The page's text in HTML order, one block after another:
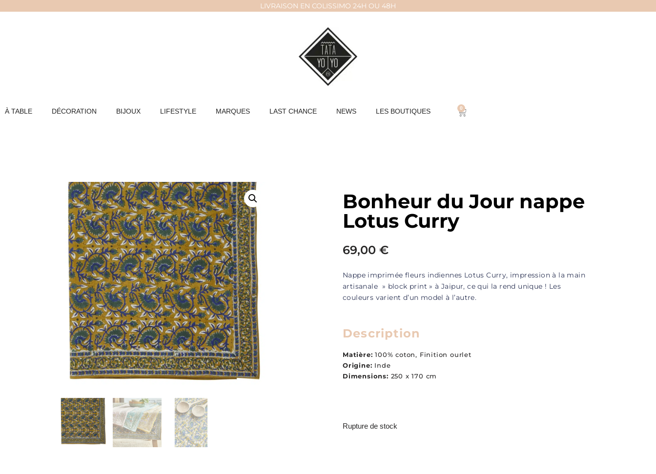
LIVRAISON EN COLISSIMO 24H OU 48H
À TABLE DÉCORATION BIJOUX LIFESTYLE MARQUES LAST CHANCE NEWS LES BOUTIQUES 0
Bonheur du Jour nappe
Lotus Curry
69,00 €
Nappe imprimée fleurs indiennes Lotus Curry, impression à la main
artisanale » block print » à Jaipur, ce qui la rend unique ! Les
couleurs varient d’un model à l’autre.
Description
Matière: 100% coton, Finition ourlet
Origine: Inde
Dimensions: 250 x 170 cm
Rupture de stock